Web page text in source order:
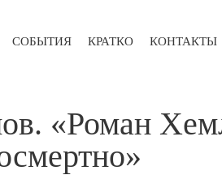
СОБЫТИЯ КРАТКО КОНТАКТЫ
«Роман